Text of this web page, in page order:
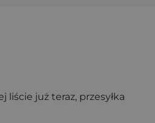
liście już teraz, przesyłka